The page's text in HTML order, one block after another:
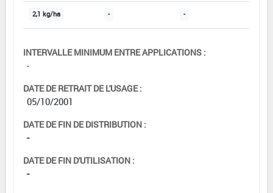
2,1 kg/ha - -
INTERVALLE MINIMUM ENTRE APPLICATIONS :
-
DATE DE RETRAIT DE L'USAGE :
05/10/2001
DATE DE FIN DE DISTRIBUTION :
-
DATE DE FIN D'UTILISATION :
-